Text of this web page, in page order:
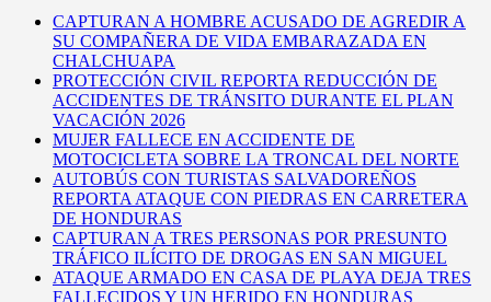
CAPTURAN A HOMBRE ACUSADO DE AGREDIR A
SU COMPAÑERA DE VIDA EMBARAZADA EN
CHALCHUAPA
PROTECCIÓN CIVIL REPORTA REDUCCIÓN DE
ACCIDENTES DE TRÁNSITO DURANTE EL PLAN
VACACIÓN 2026
MUJER FALLECE EN ACCIDENTE DE
MOTOCICLETA SOBRE LA TRONCAL DEL NORTE
AUTOBÚS CON TURISTAS SALVADOREÑOS
REPORTA ATAQUE CON PIEDRAS EN CARRETERA
DE HONDURAS
CAPTURAN A TRES PERSONAS POR PRESUNTO
TRÁFICO ILÍCITO DE DROGAS EN SAN MIGUEL
ATAQUE ARMADO EN CASA DE PLAYA DEJA TRES
FALLECIDOS Y UN HERIDO EN HONDURAS